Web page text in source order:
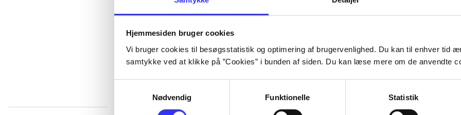
Hjemmesiden bruger cookies
Vi bruger cookies til besøgsstatistik og optimering af brugervenlighed. Du kan til enhver tid
samtykke ved at klikke på ”Cookies” i bunden af siden. Du kan læse mere om de anvendte
Nødvendig
Funktionelle Statistik
...
...